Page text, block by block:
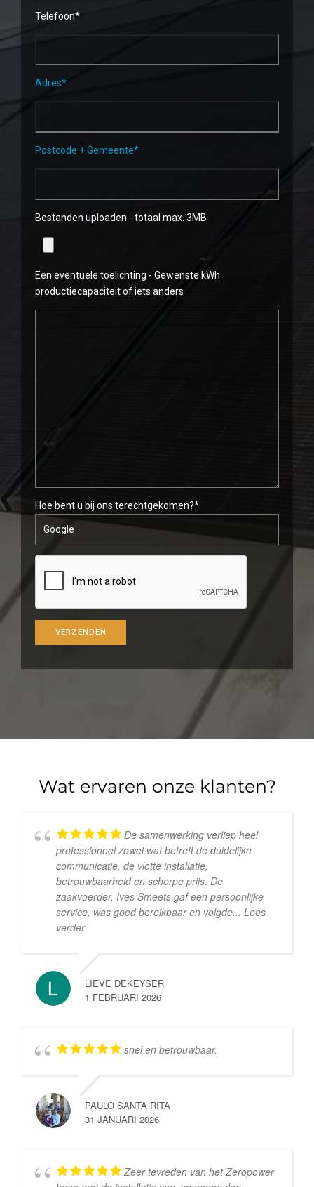
Telefoon*
Adres*
Postcode + Gemeente*
Bestanden uploaden - totaal max. 3MB
Een eventuele toelichting - Gewenste kWh
productiecapaciteit of iets anders
Hoe bent u bij ons terechtgekomen?*
Wat ervaren onze klanten?
De samenwerking verliep heel
professioneel zowel wat betreft de duidelijke
communicatie, de vlotte installatie,
betrouwbaarheid en scherpe prijs. De
zaakvoerder, Ives Smeets gaf een persoonlijke
service, was goed bereikbaar en volgde... Lees
verder
LIEVE DEKEYSER
1 FEBRUARI 2026
snel en betrouwbaar.
PAULO SANTA RITA
31 JANUARI 2026
Zeer tevreden van het Zeropower